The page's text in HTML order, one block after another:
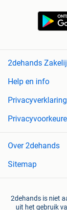
2dehands
Help en info
Privacyverklaring
Over 2dehands
Sitemap
2dehands is niet
uit het gebruik